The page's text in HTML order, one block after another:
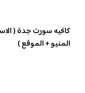
كافيه سورت جدة (
المنيو + الموقع )